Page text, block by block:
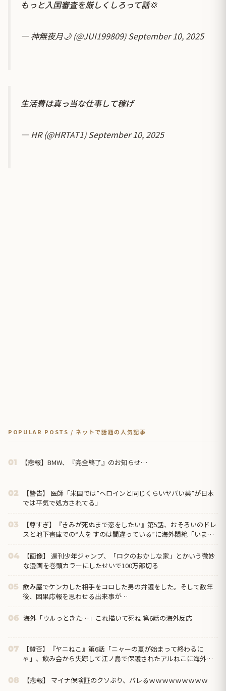
もっと入国審査を厳しくしろって話💢
— 神無夜月🌙 (@JUI199809)September 10, 2025
生活費は真っ当な仕事して稼げ
— HR (@HRTAT1)September 10, 2025
POPULAR POSTS / ネットで話題の人気記事
01 【悲報】BMW、『完全終了』のお知らせ…
02
【警告】 医師「米国では”ヘロインと同じくらいヤバい薬”が日本
では平気で処方されてる」
03
【尊すぎ】『きみが死ぬまで恋をしたい』第5話、おそろいのドレ
スと地下書庫での“人を すのは間違っている”に海外悶絶「いまの
きた」
04
【画像】 週刊少年ジャンプ、「ロクのおかしな家」とかいう微妙
な漫画を巻頭カラーにしたせいで100万部切る
05 飲み屋でケンカした相手をコロした男の弁護をした。そして数年
後、因果応報を思わせる出来事が…
06 海外「ウルっときた…」これ描いて死ね 第6話の海外反応
07
【賛否】『ヤニねこ』第6話「ニャーの夏が始まって終わるに
ゃ」、飲み会から失踪して江ノ島で保護されたアルねこに海外ざ
ぞ、夢か？」
08 【悲報】 マイナ保険証のクソぶり、バレるｗｗｗｗｗｗｗｗｗ